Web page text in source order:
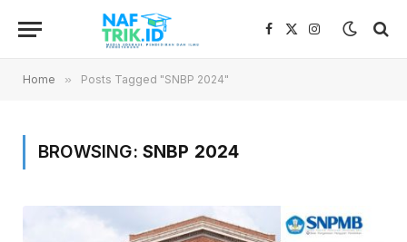
Facebook
X
Instagram
Home » Posts Tagged "SNBP 2024"
BROWSING: SNBP 2024